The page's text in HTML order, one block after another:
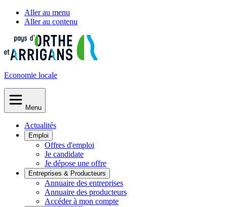
Aller au menu
Aller au contenu
Economie locale
Menu
Actualités
Emploi
Offres d'emploi
Je candidate
Je dépose une offre
Entreprises & Producteurs
Annuaire des entreprises
Annuaire des producteurs
Accéder à mon compte